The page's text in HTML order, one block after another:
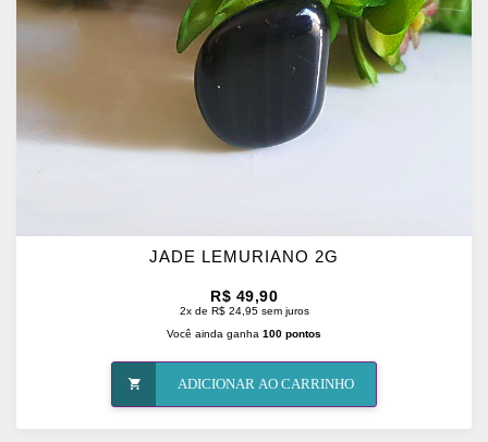
FAVORITOS
JADE LEMURIANO 2G
R$ 49,90
2x de R$ 24,95 sem juros
Você ainda ganha 100 pontos
ADICIONAR AO CARRINHO